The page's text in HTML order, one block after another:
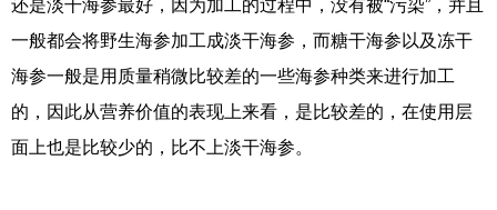
还是淡干海参最好，因为加工的过程中，没有被“污染”，并且
一般都会将野生海参加工成淡干海参，而糖干海参以及冻干
海参一般是用质量稍微比较差的一些海参种类来进行加工
的，因此从营养价值的表现上来看，是比较差的，在使用层
面上也是比较少的，比不上淡干海参。